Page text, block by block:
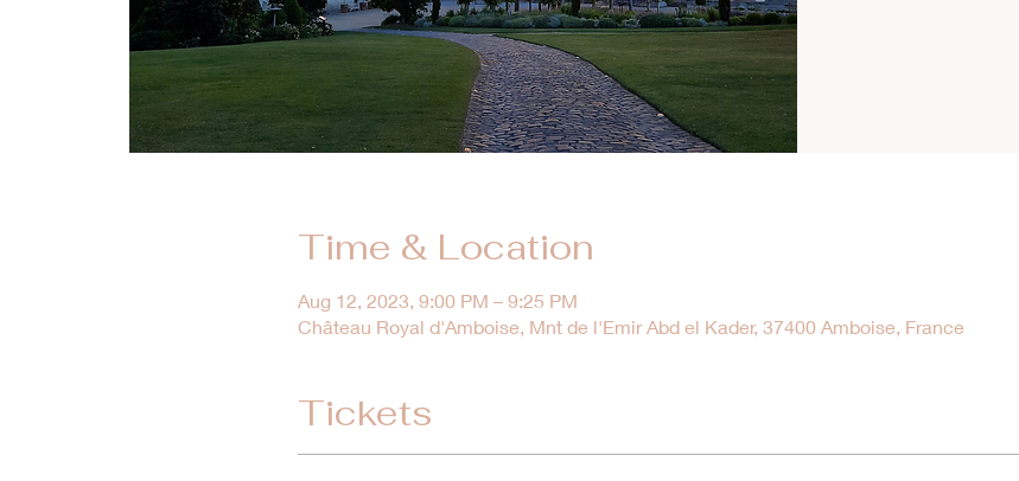
Time & Location
Aug 12, 2023, 9:00 PM – 9:25 PM
Château Royal d'Amboise, Mnt de l'Emir Abd el Kader, 37400 Amboise, France
Tickets